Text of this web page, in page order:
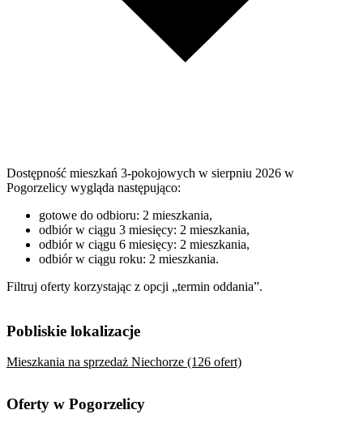
Dostępność mieszkań 3-pokojowych w sierpniu 2026 w
Pogorzelicy wygląda następująco:
gotowe do odbioru: 2 mieszkania,
odbiór w ciągu 3 miesięcy: 2 mieszkania,
odbiór w ciągu 6 miesięcy: 2 mieszkania,
odbiór w ciągu roku: 2 mieszkania.
Filtruj oferty korzystając z opcji „termin oddania”.
Pobliskie lokalizacje
Mieszkania na sprzedaż Niechorze (126 ofert)
Oferty w Pogorzelicy